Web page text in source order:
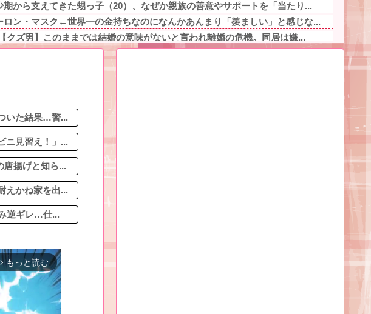
期から支えてきた甥っ子（20）、なぜか親族の善意やサポートを「当たり...
ロン・マスク←世界一の金持ちなのになんかあんまり「羨ましい」と感じな...
クズ男】このままでは結婚の意味がないと言われ離婚の危機。同居は嫌...
画】どう見ても車がヤバい事故動画、謎にバイク批判派が湧いてきて終わる...
実家に泊まらせてもらってるんだけど、兄弟、親、私、彼でいるときとか私...
いた結果…警...
ニ見習え！」...
唐揚げと知ら...
えかね家を出...
逆ギレ…仕...
arrow_forward_ios もっと読む